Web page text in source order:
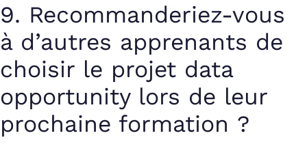
9. Recommanderiez-vous
à d’autres apprenants de
choisir le projet data
opportunity lors de leur
prochaine formation ?